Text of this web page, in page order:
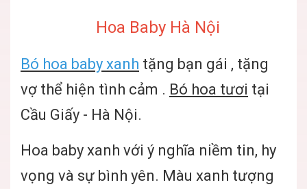
Hoa Baby Hà Nội
Bó hoa baby xanh tặng bạn gái , tặng
vợ thể hiện tình cảm . Bó hoa tươi tại
Cầu Giấy - Hà Nội.
Hoa baby xanh với ý nghĩa niềm tin, hy
vọng và sự bình yên. Màu xanh tượng